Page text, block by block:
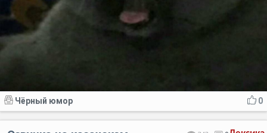
0
Чёрный юмор